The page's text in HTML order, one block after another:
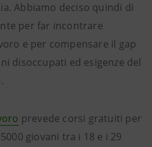
Abbiamo deciso quindi di
per far incontrare
e per compensare il gap
disoccupati ed esigenze del
prevede corsi gratuiti per
giovani tra i 18 e i 29